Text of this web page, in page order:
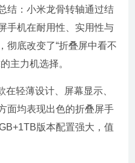
结：小米龙骨转轴通过结
手机在耐用性、实用性与
彻底改变了“折叠屏中看不
主力机选择。
轻薄设计、屏幕显示、
面均表现出色的折叠屏手
版本配置强大，值